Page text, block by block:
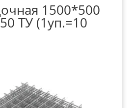
1500*500
ТУ (1уп.=10